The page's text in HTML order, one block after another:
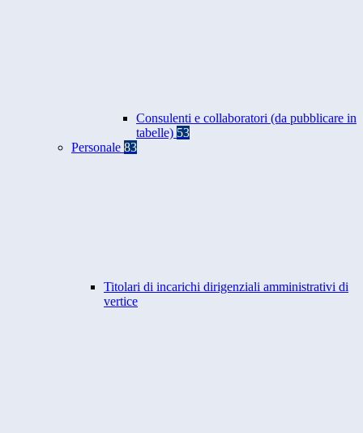
Consulenti e collaboratori (da pubblicare in
tabelle) 53
Personale 83
Titolari di incarichi dirigenziali amministrativi di
vertice